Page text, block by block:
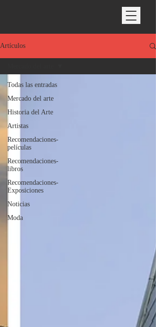
Artículos
Todas las entradas
Mercado del arte
Historia del Arte
Artistas
Recomendaciones-
películas
Recomendaciones-
libros
Recomendaciones-
Exposiciones
Noticias
Moda